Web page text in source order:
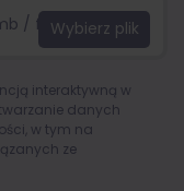
/ format:.jpg,
interaktywną w
danych
, w tym na
ze